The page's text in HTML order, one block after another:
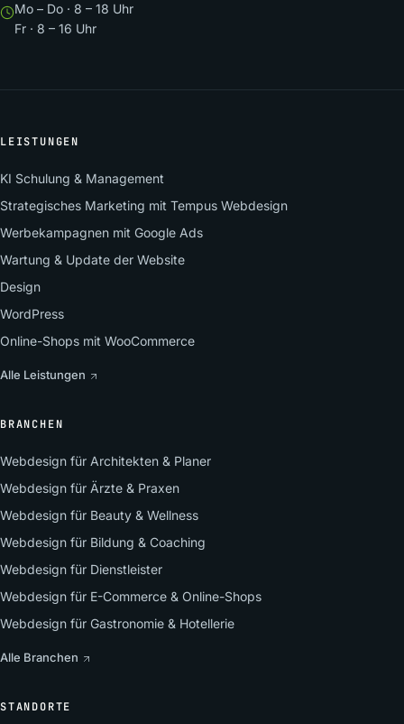
Mo – Do · 8 – 18 Uhr
Fr · 8 – 16 Uhr
LEISTUNGEN
KI Schulung & Management
Strategisches Marketing mit Tempus Webdesign
Werbekampagnen mit Google Ads
Wartung & Update der Website
Design
WordPress
Online-Shops mit WooCommerce
Alle Leistungen
BRANCHEN
Webdesign für Architekten & Planer
Webdesign für Ärzte & Praxen
Webdesign für Beauty & Wellness
Webdesign für Bildung & Coaching
Webdesign für Dienstleister
Webdesign für E-Commerce & Online-Shops
Webdesign für Gastronomie & Hotellerie
Alle Branchen
STANDORTE